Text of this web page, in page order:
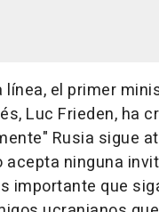
línea, el primer
Luc Frieden, ha
Rusia sigue
acepta ninguna
importante que